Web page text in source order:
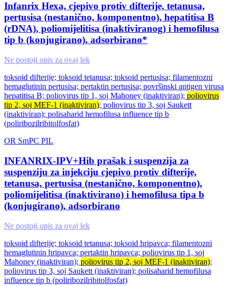
Infanrix Hexa, cjepivo protiv difterije, tetanusa,
pertusisa (nestanično, komponentno), hepatitisa B
(rDNA), poliomijelitisa (inaktiviranog) i hemofilusa
tip b (konjugirano), adsorbirano*
Ne postoji opis za ovaj lek
toksoid difterije; toksoid tetanusa; toksoid pertusisa; filamentozni
hemaglutinin pertusisa; pertaktin pertusisa; površinski antigen virusa
hepatitisa B; poliovirus tip 1, soj Mahoney (inaktiviran); poliovirus
tip 2, soj MEF-1 (inaktiviran); poliovirus tip 3, soj Saukett
(inaktiviran); polisaharid hemofilusa influence tip b
(poliribozilribitolfosfat)
OR SmPC PIL
INFANRIX-IPV+Hib prašak i suspenzija za
suspenziju za injekciju cjepivo protiv difterije,
tetanusa, pertusisa (nestanično, komponentno),
poliomijelitisa (inaktivirano) i hemofilusa tipa b
(konjugirano), adsorbirano
Ne postoji opis za ovaj lek
toksoid difterije; toksoid tetanusa; toksoid hripavca; filamentozni
hemaglutinin hripavca; pertaktin hripavca; poliovirus tip 1, soj
Mahoney (inaktiviran); poliovirus tip 2, soj MEF-1 (inaktiviran);
poliovirus tip 3, soj Saukett (inaktiviran); polisaharid hemofilusa
influence tip b (poliribozilribitolfosfat)